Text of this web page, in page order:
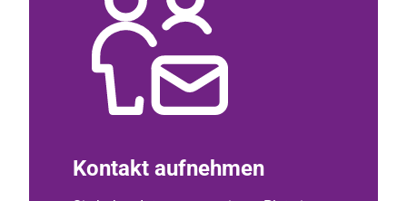
Kontakt aufnehmen